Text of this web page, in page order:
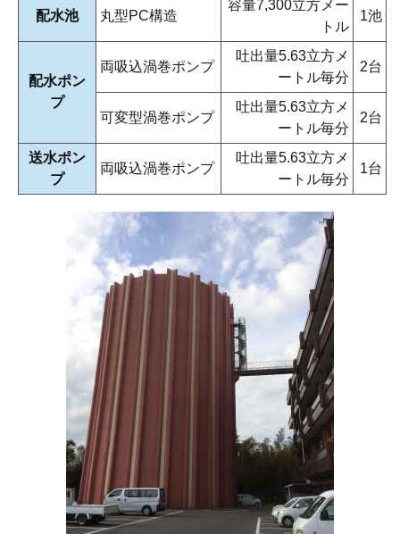
配水池 丸型PC構造
容量7,300立方メー
トル
1池
配水ポン
プ
両吸込渦巻ポンプ
吐出量5.63立方メ
ートル毎分
2台
可変型渦巻ポンプ
吐出量5.63立方メ
ートル毎分
2台
送水ポン
プ
両吸込渦巻ポンプ
吐出量5.63立方メ
ートル毎分
1台